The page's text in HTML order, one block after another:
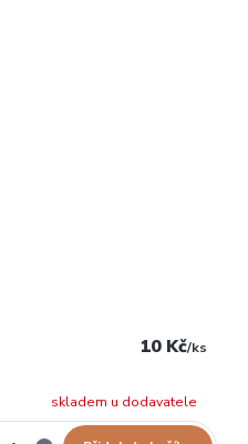
10 Kč/ks
skladem u dodavatele